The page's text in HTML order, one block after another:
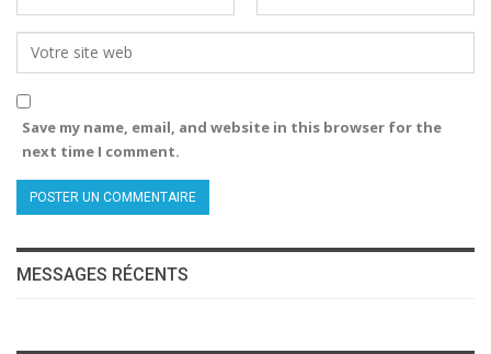
Save my name, email, and website in this browser for the
next time I comment.
MESSAGES RÉCENTS